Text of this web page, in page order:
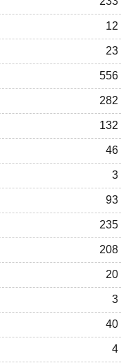
12
23
556
282
132
46
3
93
235
208
20
3
40
4